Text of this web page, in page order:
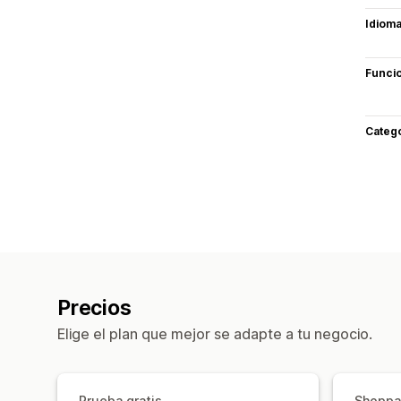
Precios
Elige el plan que mejor se adapte a tu negocio.